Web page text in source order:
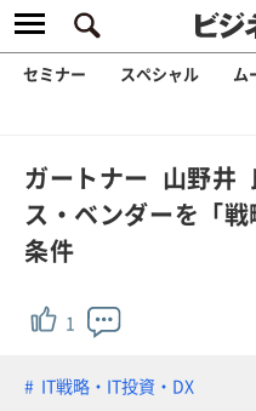
セミナー スペシャル ム
ガートナー 山野井
ス・ベンダーを「
条件
1
IT戦略・IT投資・DX